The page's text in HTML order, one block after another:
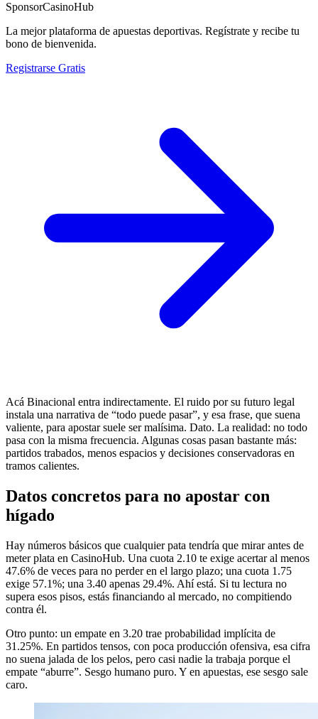
SponsorCasinoHub
La mejor plataforma de apuestas deportivas. Regístrate y recibe tu
bono de bienvenida.
Registrarse Gratis
Acá Binacional entra indirectamente. El ruido por su futuro legal
instala una narrativa de “todo puede pasar”, y esa frase, que suena
valiente, para apostar suele ser malísima. Dato. La realidad: no todo
pasa con la misma frecuencia. Algunas cosas pasan bastante más:
partidos trabados, menos espacios y decisiones conservadoras en
tramos calientes.
Datos concretos para no apostar con
hígado
Hay números básicos que cualquier pata tendría que mirar antes de
meter plata en CasinoHub. Una cuota 2.10 te exige acertar al menos
47.6% de veces para no perder en el largo plazo; una cuota 1.75
exige 57.1%; una 3.40 apenas 29.4%. Ahí está. Si tu lectura no
supera esos pisos, estás financiando al mercado, no compitiendo
contra él.
Otro punto: un empate en 3.20 trae probabilidad implícita de
31.25%. En partidos tensos, con poca producción ofensiva, esa cifra
no suena jalada de los pelos, pero casi nadie la trabaja porque el
empate “aburre”. Sesgo humano puro. Y en apuestas, ese sesgo sale
caro.